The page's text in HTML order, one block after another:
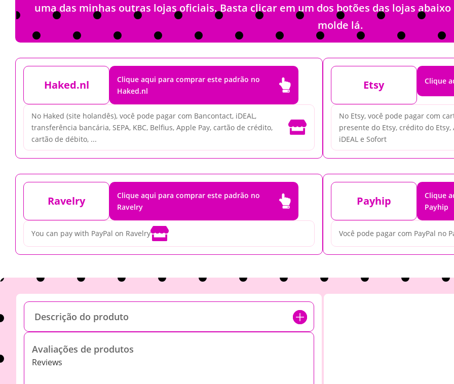
uma das minhas outras lojas oficiais. Basta clicar em um dos botões das lojas
molde lá.
Haked.nl
Clique aqui para comprar este padrão no
Haked.nl

No Haked (site holandês), você pode pagar com Bancontact, iDEAL,
transferência bancária, SEPA, KBC, Belfius, Apple Pay, cartão de crédito,
cartão de débito, ...

Etsy Clique
No Etsy, você pode pagar com
presente do Etsy, crédito do Etsy,
iDEAL e Sofort
Ravelry
Clique aqui para comprar este padrão no
Ravelry

You can pay with PayPal on Ravelry
Payhip
Clique
Payhip
Você pode pagar com PayPal no
Descrição do produto
Avaliações de produtos
Reviews